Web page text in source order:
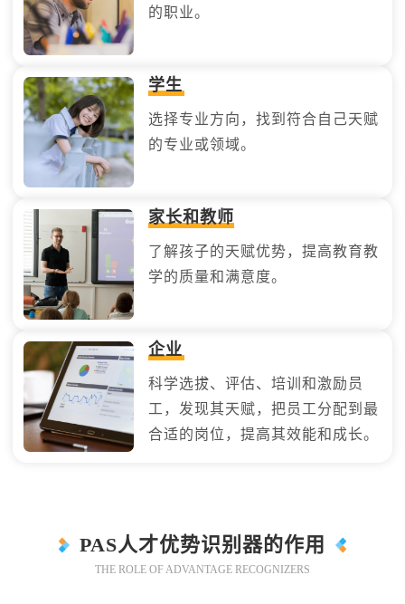
的职业。
学生
选择专业方向，找到符合自己天赋
的专业或领域。
家长和教师
了解孩子的天赋优势，提高教育教
学的质量和满意度。
企业
科学选拔、评估、培训和激励员
工，发现其天赋，把员工分配到最
合适的岗位，提高其效能和成长。
PAS人才优势识别器的作用
THE ROLE OF ADVANTAGE RECOGNIZERS